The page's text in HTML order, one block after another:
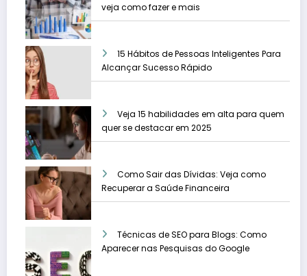
veja como fazer e mais
15 Hábitos de Pessoas Inteligentes Para
Alcançar Sucesso Rápido
Veja 15 habilidades em alta para quem
quer se destacar em 2025
Como Sair das Dívidas: Veja como
Recuperar a Saúde Financeira
Técnicas de SEO para Blogs: Como
Aparecer nas Pesquisas do Google